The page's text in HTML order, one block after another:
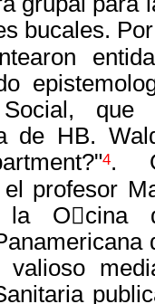
bucales.
Social,
de HB.
4.
profesor
la